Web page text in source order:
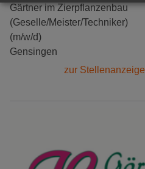
Gärtner im Zierpflanzenbau
(Geselle/Meister/Techniker)
(m/w/d)
Gensingen
zur Stellenanzeige